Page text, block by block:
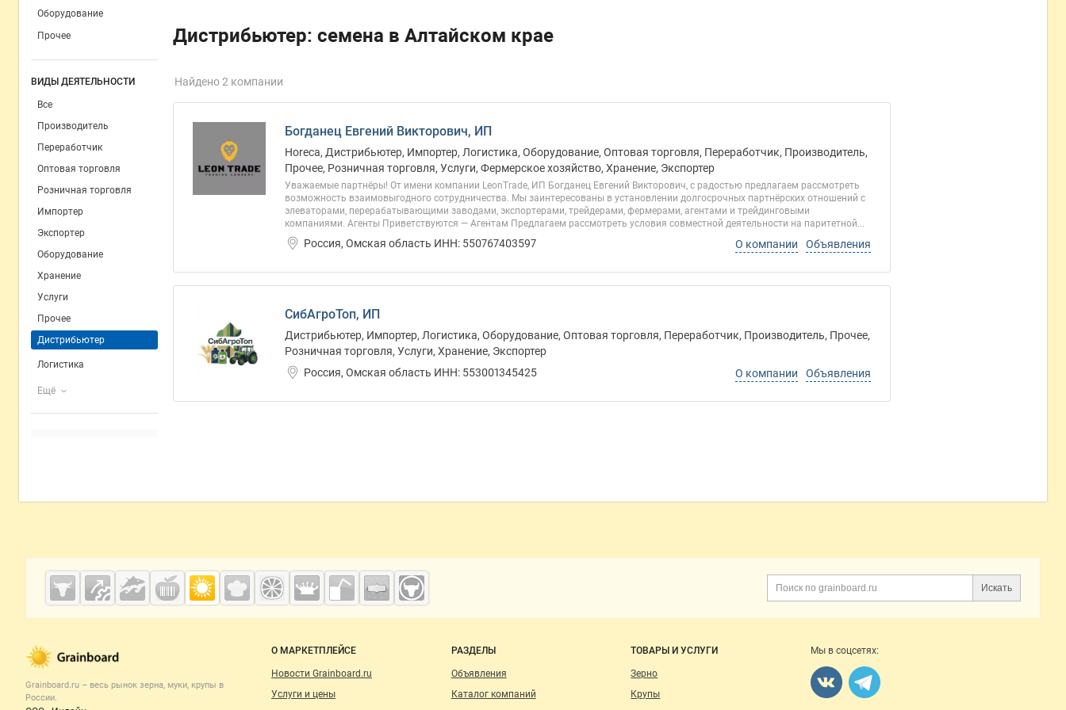
Оборудование
Прочее
ВИДЫ ДЕЯТЕЛЬНОСТИ
Все
Производитель
Переработчик
Оптовая торговля
Розничная торговля
Импортер
Экспортер
Оборудование
Хранение
Услуги
Прочее
Дистрибьютер
Логистика
Ещё
Дистрибьютер: семена в Алтайском крае
Найдено 2 компании
Богданец Евгений Викторович, ИП
Horeca, Дистрибьютер, Импортер, Логистика, Оборудование, Оптовая торговля, Переработчик, Производитель,
Прочее, Розничная торговля, Услуги, Фермерское хозяйство, Хранение, Экспортер
Уважаемые партнёры! От имени компании LeonTrade, ИП Богданец Евгений Викторович, с радостью предлагаем рассмотреть
возможность взаимовыгодного сотрудничества. Мы заинтересованы в установлении долгосрочных партнёрских отношений с
элеваторами, перерабатывающими заводами, экспортерами, трейдерами, фермерами, агентами и трейдинговыми
компаниями. Агенты Приветствуются — Агентам Предлагаем рассмотреть условия совместной деятельности на паритетной...
Россия, Омская область ИНН: 550767403597 О компании Объявления
СибАгроТоп, ИП
Дистрибьютер, Импортер, Логистика, Оборудование, Оптовая торговля, Переработчик, Производитель, Прочее,
Розничная торговля, Услуги, Хранение, Экспортер
Россия, Омская область ИНН: 553001345425
О компании Объявления
Дополнительная информация
Искать
Cсылки на полезные проекты
Grainboard.ru
Важные разделы и контакты
Grainboard.ru – весь рынок зерна, муки, крупы в
России.
Навигация по сайту
О МАРКЕТПЛЕЙСЕ
Новости Grainboard.ru
Услуги и цены
РАЗДЕЛЫ
Объявления
Каталог компаний
ТОВАРЫ И УСЛУГИ
Зерно
Крупы
Мы в соцсетях: